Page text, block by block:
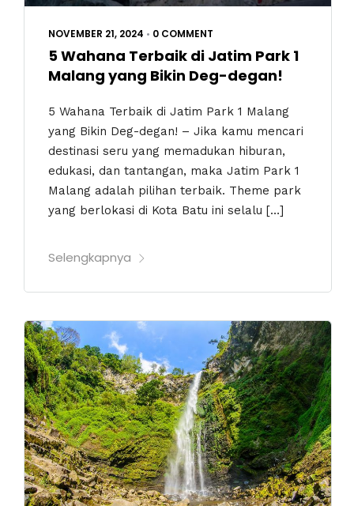
NOVEMBER 21, 2024 • 0 COMMENT
5 Wahana Terbaik di Jatim Park 1
Malang yang Bikin Deg-degan!
5 Wahana Terbaik di Jatim Park 1 Malang
yang Bikin Deg-degan! – Jika kamu mencari
destinasi seru yang memadukan hiburan,
edukasi, dan tantangan, maka Jatim Park 1
Malang adalah pilihan terbaik. Theme park
yang berlokasi di Kota Batu ini selalu […]
Selengkapnya